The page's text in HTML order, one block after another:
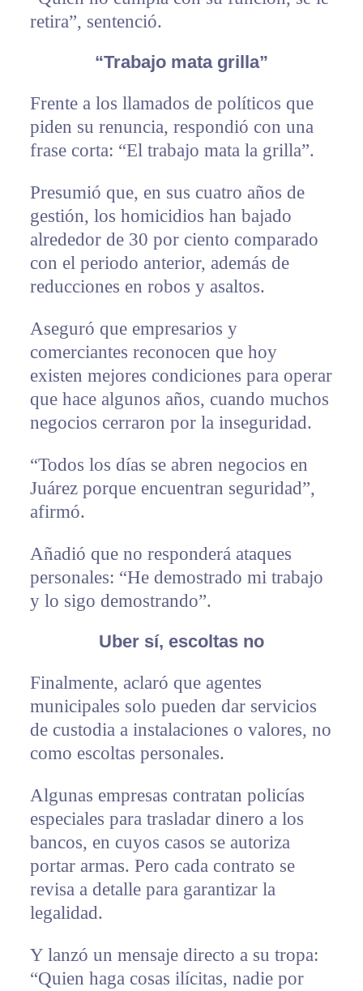
retira”, sentenció.
“Trabajo mata grilla”
Frente a los llamados de políticos que
piden su renuncia, respondió con una
frase corta: “El trabajo mata la grilla”.
Presumió que, en sus cuatro años de
gestión, los homicidios han bajado
alrededor de 30 por ciento comparado
con el periodo anterior, además de
reducciones en robos y asaltos.
Aseguró que empresarios y
comerciantes reconocen que hoy
existen mejores condiciones para operar
que hace algunos años, cuando muchos
negocios cerraron por la inseguridad.
“Todos los días se abren negocios en
Juárez porque encuentran seguridad”,
afirmó.
Añadió que no responderá ataques
personales: “He demostrado mi trabajo
y lo sigo demostrando”.
Uber sí, escoltas no
Finalmente, aclaró que agentes
municipales solo pueden dar servicios
de custodia a instalaciones o valores, no
como escoltas personales.
Algunas empresas contratan policías
especiales para trasladar dinero a los
bancos, en cuyos casos se autoriza
portar armas. Pero cada contrato se
revisa a detalle para garantizar la
legalidad.
Y lanzó un mensaje directo a su tropa:
“Quien haga cosas ilícitas, nadie por